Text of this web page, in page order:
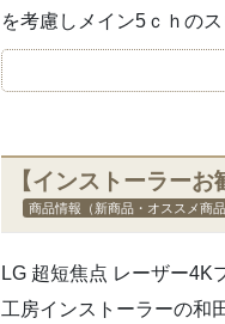
を考慮しメイン5ｃｈの
【インストーラー
商品情報（新商品・オススメ商品
LG 超短焦点 レーザー4K
工房インストーラーの和